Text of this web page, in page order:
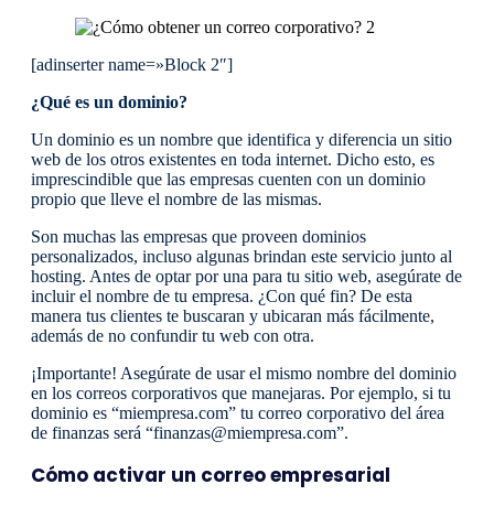
[adinserter name=»Block 2″]
¿Qué es un dominio?
Un dominio es un nombre que identifica y diferencia un sitio
web de los otros existentes en toda internet. Dicho esto, es
imprescindible que las empresas cuenten con un dominio
propio que lleve el nombre de las mismas.
Son muchas las empresas que proveen dominios
personalizados, incluso algunas brindan este servicio junto al
hosting. Antes de optar por una para tu sitio web, asegúrate de
incluir el nombre de tu empresa. ¿Con qué fin? De esta
manera tus clientes te buscaran y ubicaran más fácilmente,
además de no confundir tu web con otra.
¡Importante! Asegúrate de usar el mismo nombre del dominio
en los correos corporativos que manejaras. Por ejemplo, si tu
dominio es “miempresa.com” tu correo corporativo del área
de finanzas será “finanzas@miempresa.com”.
Cómo activar un correo empresarial